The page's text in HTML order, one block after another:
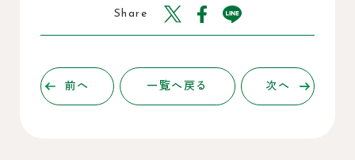
Share
前へ 一覧へ戻る 次へ